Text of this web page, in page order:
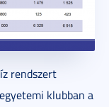
rendszert
klubban a